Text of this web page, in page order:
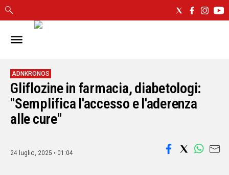
IN
CAGLIARI
SASSARI
NUORO
ORISTANO
SULCIS
OGLIASTRA
ADNKRONOS
Gliflozine in farmacia, diabetologi:
"Semplifica l'accesso e l'aderenza
alle cure"
24 luglio, 2025 • 01:04